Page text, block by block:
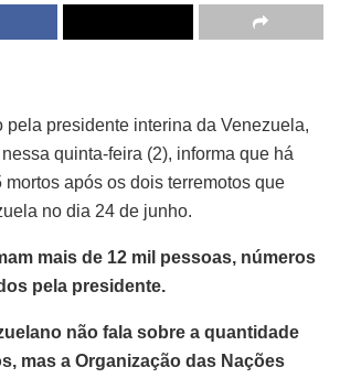
pela presidente interina da Venezuela,
quinta-feira (2), informa que há
mortos após os dois terremotos que
no dia 24 de junho.
mais de 12 mil pessoas, números
pela presidente.
não fala sobre a quantidade
mas a Organização das Nações